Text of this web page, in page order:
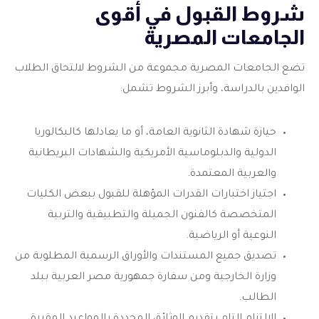
شروط القبول في أقوى
الجامعات المصرية
تضع الجامعات المصرية مجموعة من الشروط لالتحاق الطلاب
الوافدين بالدراسة، وأبرز الشروط تشمل:
حيازة شهادة الثانوية العامة، أو ما يعادلها كالبكالوريا
الدولية والدبلوماسية الأمريكية والشهادات البريطانية
والعربية المعتمدة.
اجتياز اختبارات القدرات المؤهلة للقبول ببعض الكليات
المتخصصة كالفنون الجميلة والتطبيقية والتربية
النوعية أو الرياضية.
تصديق جميع المستندات والأوراق الرسمية المطلوبة من
وزارة الخارجية ومن سفارة جمهورية مصر العربية ببلد
الطالب.